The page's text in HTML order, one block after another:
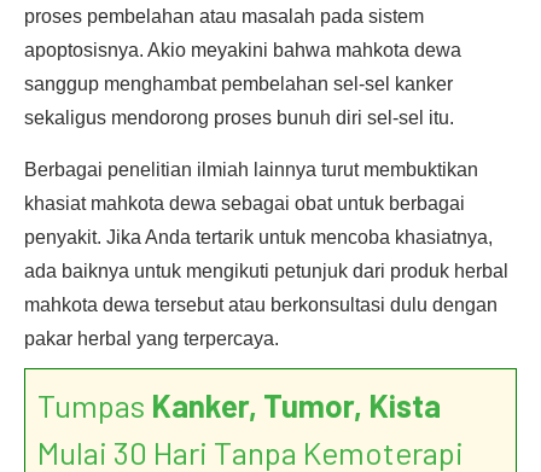
proses pembelahan atau masalah pada sistem
apoptosisnya. Akio meyakini bahwa mahkota dewa
sanggup menghambat pembelahan sel-sel kanker
sekaligus mendorong proses bunuh diri sel-sel itu.
Berbagai penelitian ilmiah lainnya turut membuktikan
khasiat mahkota dewa sebagai obat untuk berbagai
penyakit. Jika Anda tertarik untuk mencoba khasiatnya,
ada baiknya untuk mengikuti petunjuk dari produk herbal
mahkota dewa tersebut atau berkonsultasi dulu dengan
pakar herbal yang terpercaya.
Tumpas Kanker, Tumor, Kista
Mulai 30 Hari Tanpa Kemoterapi